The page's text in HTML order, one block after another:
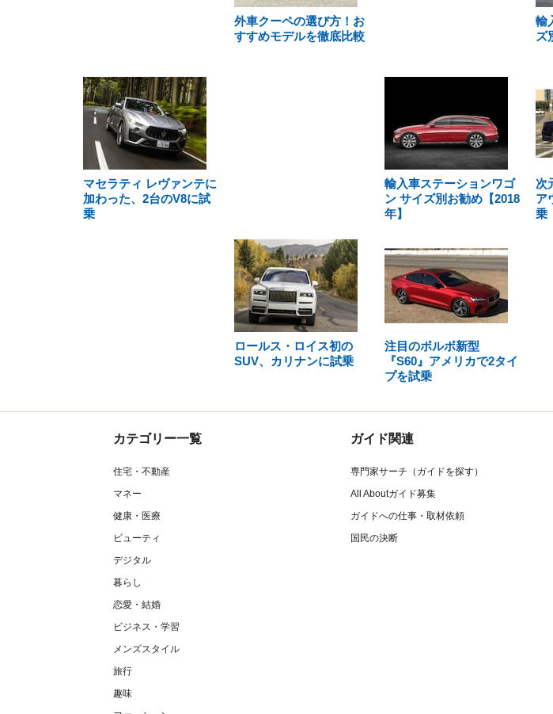
外車クーペの選び方！お
すすめモデルを徹底比較
輸
ズ
マセラティ レヴァンテに
加わった、2台のV8に試
乗
輸入車ステーションワゴ
ン サイズ別お勧め【2018
年】
次
ア
乗
ロールス・ロイス初の
SUV、カリナンに試乗
注目のボルボ新型
『S60』アメリカで2タイ
プを試乗
カテゴリー一覧
住宅・不動産
マネー
健康・医療
ビューティ
デジタル
暮らし
恋愛・結婚
ビジネス・学習
メンズスタイル
旅行
趣味
ガイド関連
専門家サーチ（ガイドを探す）
All Aboutガイド募集
ガイドへの仕事・取材依頼
国民の決断